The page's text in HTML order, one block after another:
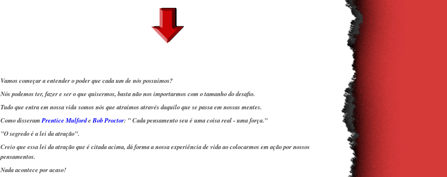
Vamos começar a entender o poder que cada um de nós possuímos?
Nós podemos ter, fazer e ser o que quisermos, basta não nos importarmos com o tamanho do desafio.
Tudo que entra em nossa vida somos nós que atraímos através daquilo que se passa em nossas mentes.
Como disseramPrentice MulfordeBob Proctor: " Cada pensamento seu é uma coisa real - uma força."
"O segredo é a lei da atração".
Creio que essa lei da atração que é citada acima, dá forma a nossa experiência de vida ao colocarmos em ação por nossos
pensamentos.
Nada acontece por acaso!